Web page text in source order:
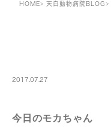
HOME 天白動物病院BLOG
2017.07.27
今日のモカちゃん